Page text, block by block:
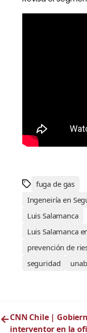
fuga de gas
Ingeneiría en
Luis Salamanca
Luis Salamanca
prevención de
seguridad
unab
←CNN Chile |
interventor en la